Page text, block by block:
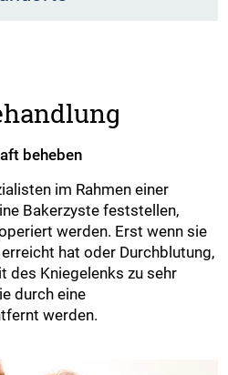
beheben
im Rahmen einer
Bakerzyste feststellen,
werden. Erst wenn sie
hat oder Durchblutung,
des Kniegelenks zu sehr
durch eine
werden.